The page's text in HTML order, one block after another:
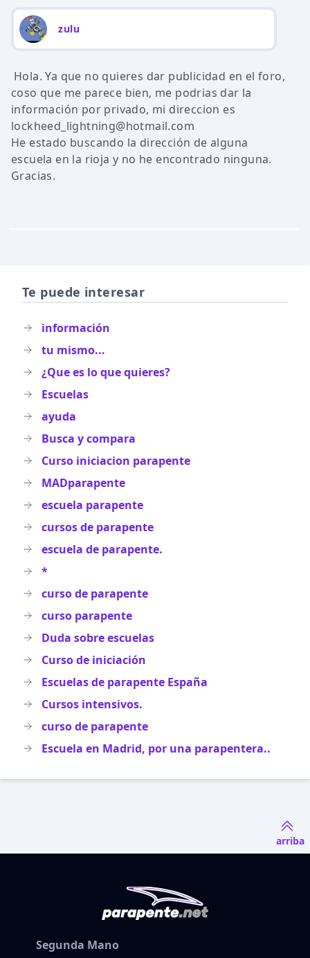
zulu
Hola. Ya que no quieres dar publicidad en el foro,
coso que me parece bien, me podrias dar la
información por privado, mi direccion es
lockheed_lightning@hotmail.com
He estado buscando la dirección de alguna
escuela en la rioja y no he encontrado ninguna.
Gracias.
Te puede interesar
información
tu mismo...
¿Que es lo que quieres?
Escuelas
ayuda
Busca y compara
Curso iniciacion parapente
MADparapente
escuela parapente
cursos de parapente
escuela de parapente.
*
curso de parapente
curso parapente
Duda sobre escuelas
Curso de iniciación
Escuelas de parapente España
Cursos intensivos.
curso de parapente
Escuela en Madrid, por una parapentera..
arriba
Segunda Mano